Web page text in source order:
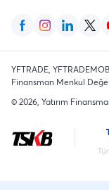
YFTRADE,
Finansman Menkul
©2026 , Yatırım